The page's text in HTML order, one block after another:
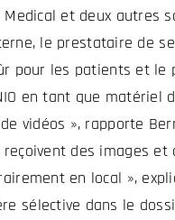
et deux autres
le prestataire de
les patients et le
en tant que matériel
vidéos », rapporte
des images
en local »,
sélective dans le